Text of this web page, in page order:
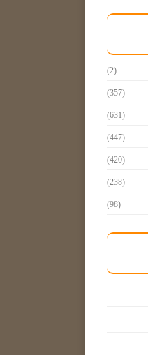
(2)
(357)
(631)
(447)
(420)
(238)
(98)